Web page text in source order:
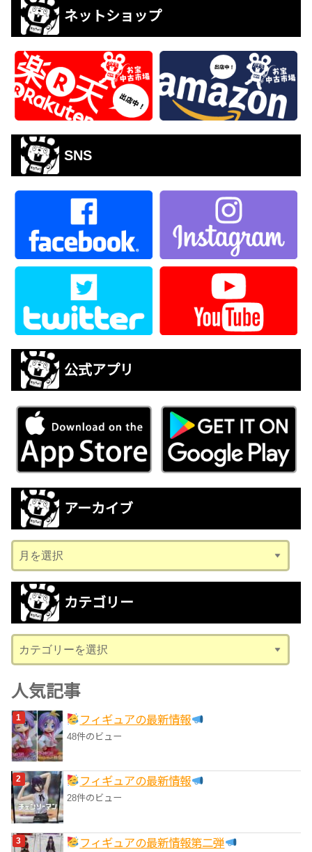
ネットショップ
SNS
公式アプリ
アーカイブ
ー
カ
ブ
カテゴリー
テ
ゴ
リ
ー
人気記事
フィギュアの最新情報
48件のビュー
フィギュアの最新情報
28件のビュー
フィギュアの最新情報第二弾